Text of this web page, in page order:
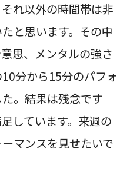
れ以外の時間帯は非
と思います。その中
思、メンタルの強さ
分から15分のパフォ
。結果は残念です
しています。来週の
マンスを見せたいで